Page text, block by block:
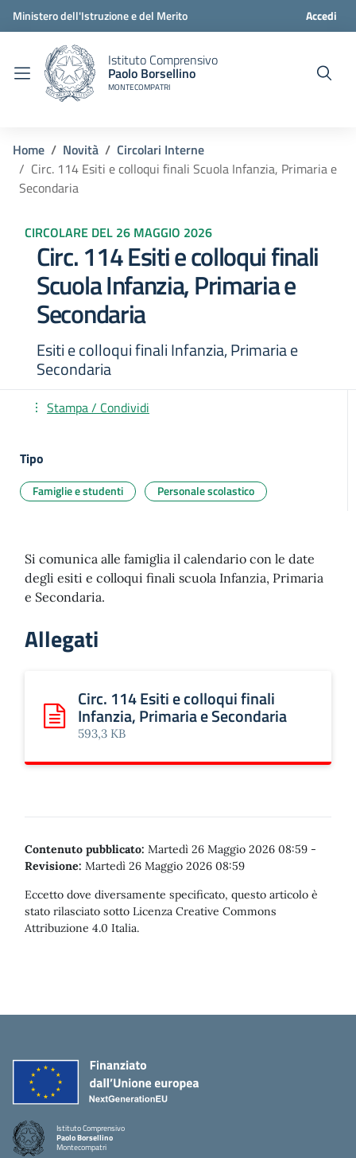
Ministero dell'Istruzione e del Merito Accedi
Istituto Comprensivo
Paolo Borsellino
MONTECOMPATRI
Home Novità
Circolari Interne
Circ. 114 Esiti e colloqui finali Scuola Infanzia, Primaria e
Secondaria
CIRCOLARE DEL 26 MAGGIO 2026
Circ. 114 Esiti e colloqui finali
Scuola Infanzia, Primaria e
Secondaria
Esiti e colloqui finali Infanzia, Primaria e
Secondaria
Stampa / Condividi
Tipo
Famiglie e studenti Personale scolastico
Si comunica alle famiglia il calendario con le date
degli esiti e colloqui finali scuola Infanzia, Primaria
e Secondaria.
Allegati
Scarica: Circ. 114 Esiti e colloqui finali Infanzia, Primaria
Circ. 114 Esiti e colloqui finali
Infanzia, Primaria e Secondaria
593,3 KB
Contenuto pubblicato: Martedì 26 Maggio 2026 08:59 -
Revisione: Martedì 26 Maggio 2026 08:59
Eccetto dove diversamente specificato, questo articolo è
stato rilasciato sotto Licenza Creative Commons
Attribuzione 4.0 Italia.
Istituto Comprensivo
Paolo Borsellino
Montecompatri